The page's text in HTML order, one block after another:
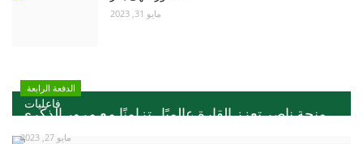
مايو 31, 2023
فاعليات
الدفعة الرابعة
منحة ناصر تعزز القارة عالميًا ..تزامنًا مع مرور الذكري...
مايو 27, 2023